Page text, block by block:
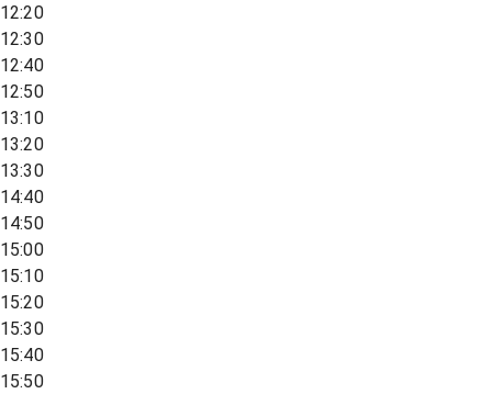
12:20
12:30
12:40
12:50
13:10
13:20
13:30
14:40
14:50
15:00
15:10
15:20
15:30
15:40
15:50